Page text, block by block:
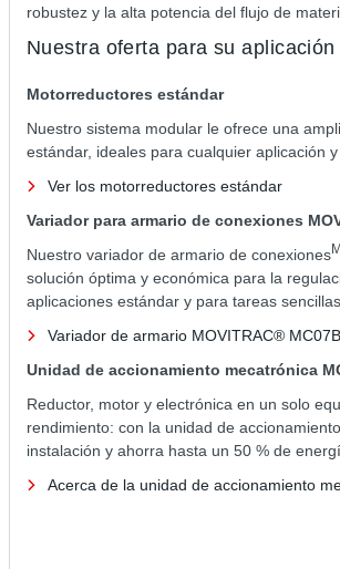
robustez y la alta potencia del flujo de
Nuestra oferta para su aplicación
Motorreductores estándar
Nuestro sistema modular le ofrece una
estándar, ideales para cualquier aplicación y
Ver los motorreductores estándar
Variador para armario de conexiones
Nuestro variador de armario de conexiones
solución óptima y económica para la
aplicaciones estándar y para tareas
Variador de armario MOVITRAC® MC07B
Unidad de accionamiento mecatrónica
Reductor, motor y electrónica en un solo
rendimiento: con la unidad de
instalación y ahorra hasta un 50 % de
Acerca de la unidad de accionamiento